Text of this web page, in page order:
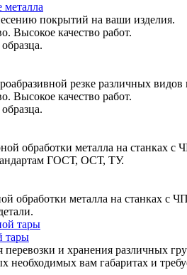
металла
покрытий на ваши изделия.
Высокое качество работ.
резке различных видов
Высокое качество работ.
обработки металла на станках
ГОСТ, ОСТ, ТУ.
обработки металла на станках
тары
и хранения различных
необходимых вам габаритах и